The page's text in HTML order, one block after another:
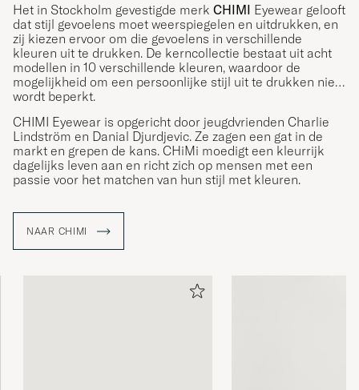
Het in Stockholm gevestigde merk CHIMI Eyewear gelooft
dat stijl gevoelens moet weerspiegelen en uitdrukken, en
zij kiezen ervoor om die gevoelens in verschillende
kleuren uit te drukken. De kerncollectie bestaat uit acht
modellen in 10 verschillende kleuren, waardoor de
mogelijkheid om een persoonlijke stijl uit te drukken niet
wordt beperkt.
CHIMI Eyewear is opgericht door jeugdvrienden Charlie
Lindström en Danial Djurdjevic. Ze zagen een gat in de
markt en grepen de kans. CHiMi moedigt een kleurrijk
dagelijks leven aan en richt zich op mensen met een
passie voor het matchen van hun stijl met kleuren.
NAAR CHIMI